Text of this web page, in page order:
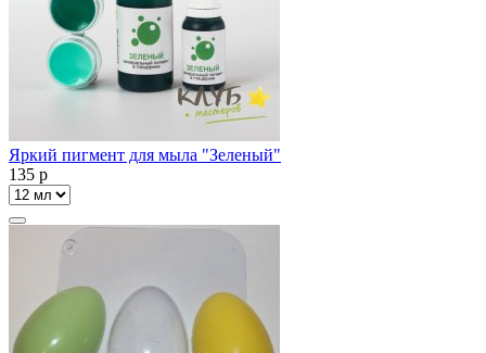
Яркий пигмент для мыла "Зеленый"
135 p